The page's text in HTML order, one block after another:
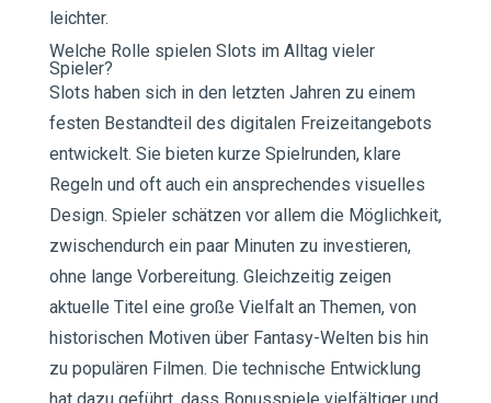
leichter.
Welche Rolle spielen Slots im Alltag vieler
Spieler?
Slots haben sich in den letzten Jahren zu einem
festen Bestandteil des digitalen Freizeitangebots
entwickelt. Sie bieten kurze Spielrunden, klare
Regeln und oft auch ein ansprechendes visuelles
Design. Spieler schätzen vor allem die Möglichkeit,
zwischendurch ein paar Minuten zu investieren,
ohne lange Vorbereitung. Gleichzeitig zeigen
aktuelle Titel eine große Vielfalt an Themen, von
historischen Motiven über Fantasy-Welten bis hin
zu populären Filmen. Die technische Entwicklung